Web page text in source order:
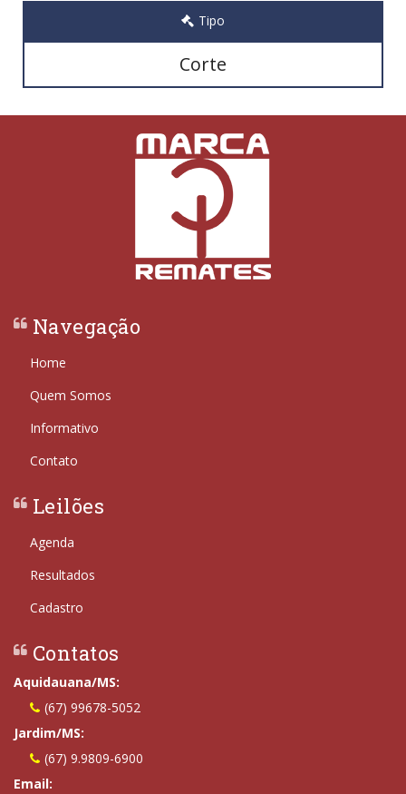
Tipo
Corte
Navegação
Home
Quem Somos
Informativo
Contato
Leilões
Agenda
Resultados
Cadastro
Contatos
Aquidauana/MS:
(67) 99678-5052
Jardim/MS:
(67) 9.9809-6900
Email: